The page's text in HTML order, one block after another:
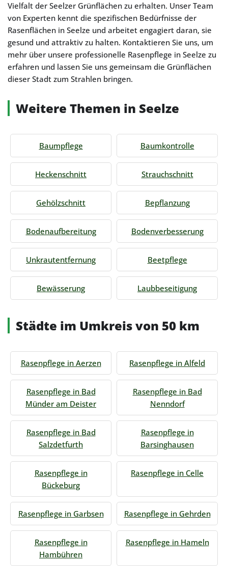
Vielfalt der Seelzer Grünflächen zu erhalten. Unser Team
von Experten kennt die spezifischen Bedürfnisse der
Rasenflächen in Seelze und arbeitet engagiert daran, sie
gesund und attraktiv zu halten. Kontaktieren Sie uns, um
mehr über unsere professionelle Rasenpflege in Seelze zu
erfahren und lassen Sie uns gemeinsam die Grünflächen
dieser Stadt zum Strahlen bringen.
Weitere Themen in Seelze
Baumpflege Baumkontrolle
Heckenschnitt Strauchschnitt
Gehölzschnitt Bepflanzung
Bodenaufbereitung Bodenverbesserung
Unkrautentfernung Beetpflege
Bewässerung Laubbeseitigung
Städte im Umkreis von 50 km
Rasenpflege in Aerzen Rasenpflege in Alfeld
Rasenpflege in Bad
Münder am Deister
Rasenpflege in Bad
Nenndorf
Rasenpflege in Bad
Salzdetfurth
Rasenpflege in
Barsinghausen
Rasenpflege in
Bückeburg
Rasenpflege in Celle
Rasenpflege in Garbsen Rasenpflege in Gehrden
Rasenpflege in
Hambühren
Rasenpflege in Hameln